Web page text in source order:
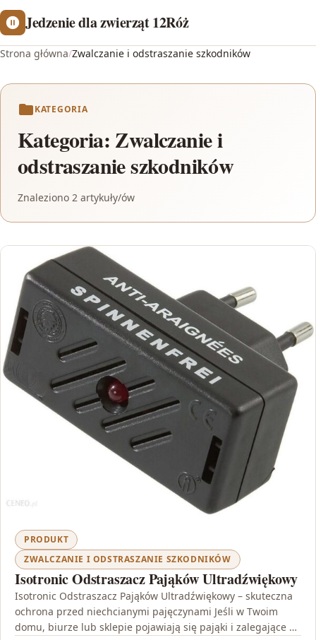
Jedzenie dla zwierząt 12Róż
Strona główna/Zwalczanie i odstraszanie szkodników
KATEGORIA
Kategoria: Zwalczanie i
odstraszanie szkodników
Znaleziono 2 artykuły/ów
PRODUKT
ZWALCZANIE I ODSTRASZANIE SZKODNIKÓW
Isotronic Odstraszacz Pająków Ultradźwiękowy
Isotronic Odstraszacz Pająków Ultradźwiękowy – skuteczna
ochrona przed niechcianymi pajęczynami Jeśli w Twoim
domu, biurze lub sklepie pojawiają się pająki i zalegające po